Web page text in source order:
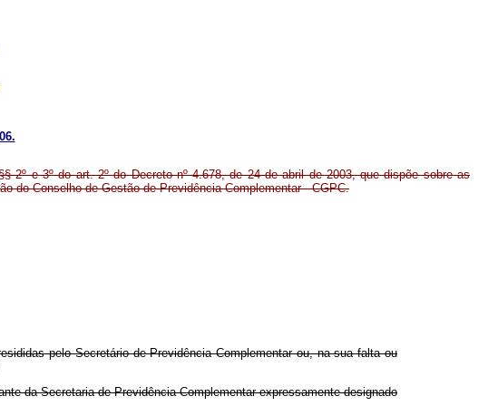
2º e 3º do art. 2º do Decreto nº 4.678, de 24 de abril de 2003, que dispõe sobre as
do Conselho de Gestão de Previdência Complementar - CGPC.
pelo Secretário de Previdência Complementar ou, na sua falta ou
da Secretaria de Previdência Complementar expressamente designado